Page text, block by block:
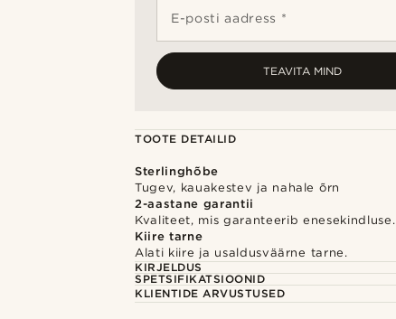
E-posti aadress *
TEAVITA MIND
TOOTE DETAILID
Sterlinghõbe
Tugev, kauakestev ja nahale õrn
2-aastane garantii
Kvaliteet, mis garanteerib enesekindluse.
Kiire tarne
Alati kiire ja usaldusväärne tarne.
KIRJELDUS
SPETSIFIKATSIOONID
KLIENTIDE ARVUSTUSED